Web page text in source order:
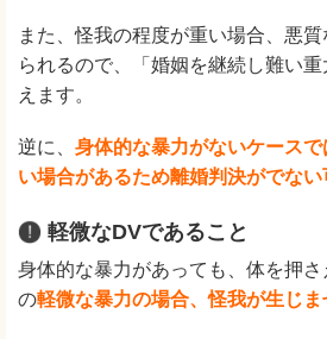
また、怪我の程度が重い場合、悪
られるので、「婚姻を継続し難い
えます。
逆に、 身体的な暴力がないケース
い場合があるため離婚判決がでない
軽微なDVであること
身体的な暴力があっても、体を押
の軽微な暴力の場合、怪我が生じま